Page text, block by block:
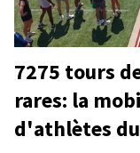
7275 tours
rares: la
d'athlètes